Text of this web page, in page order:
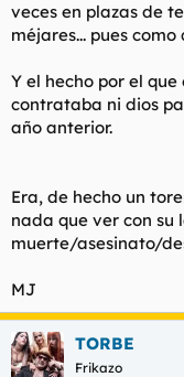
veces en plazas de
méjares... pues
Y el hecho por el
contrataba ni dios
año anterior.
Era, de hecho un
nada que ver con su
muerte/asesinato/
MJ
TORBE
Frikazo